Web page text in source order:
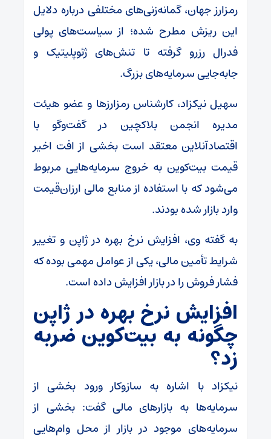
رمزارز جهان، گمانه‌زنی‌های مختلفی درباره دلایل
این ریزش مطرح شده؛ از سیاست‌های پولی
فدرال رزرو گرفته تا تنش‌های ژئوپلیتیک و
جابه‌جایی سرمایه‌های بزرگ.
سهیل نیکزاد، کارشناس رمزارزها و عضو هیئت
مدیره انجمن بلاکچین در گفت‌وگو با
اقتصادآنلاین معتقد است بخشی از افت اخیر
قیمت بیت‌کوین به خروج سرمایه‌هایی مربوط
می‌شود که با استفاده از منابع مالی ارزان‌قیمت
وارد بازار شده بودند.
به گفته وی، افزایش نرخ بهره در ژاپن و تغییر
شرایط تأمین مالی، یکی از عوامل مهمی بوده که
فشار فروش را در بازار افزایش داده است.
افزایش نرخ بهره در ژاپن
چگونه به بیت‌کوین ضربه
زد؟
نیکزاد با اشاره به سازوکار ورود بخشی از
سرمایه‌ها به بازارهای مالی گفت: بخشی از
سرمایه‌های موجود در بازار از محل وام‌هایی